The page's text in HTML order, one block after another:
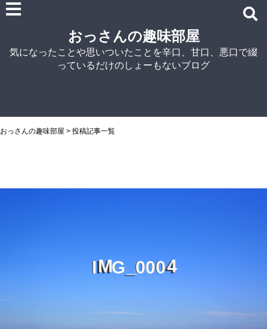
車関連の記事
パソコン関連
自宅でラーメン
NISSIN
おっさんの趣味部屋
気になったことや思いついたことを辛口、甘口、悪口で綴
っているだけのしょーもないブログ
おっさんの趣味部屋 > 投稿記事一覧
IMG _0004